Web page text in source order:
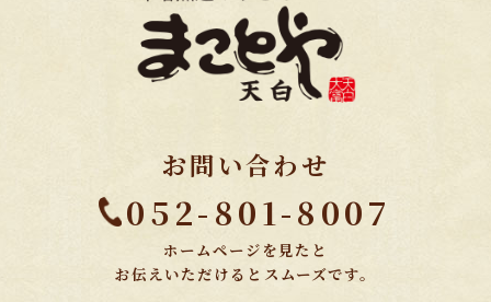
お問い合わせ
052-801-8007
ホームページを見たと
お伝えいただけるとスムーズです。